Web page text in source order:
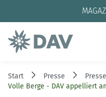
Start Presse
Volle Berge - DAV appelliert